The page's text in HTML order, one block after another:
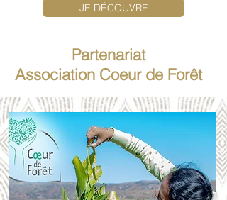
JE DÉCOUVRE
Partenariat
Association Coeur de Forêt